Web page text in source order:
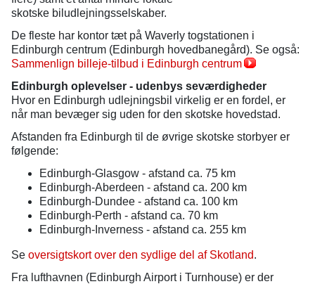
skotske biludlejningsselskaber.
De fleste har kontor tæt på Waverly togstationen i
Edinburgh centrum (Edinburgh hovedbanegård). Se også:
Sammenlign billeje-tilbud i Edinburgh centrum
Edinburgh oplevelser - udenbys seværdigheder
Hvor en Edinburgh udlejningsbil virkelig er en fordel, er
når man bevæger sig uden for den skotske hovedstad.
Afstanden fra Edinburgh til de øvrige skotske storbyer er
følgende:
Edinburgh-Glasgow - afstand ca. 75 km
Edinburgh-Aberdeen - afstand ca. 200 km
Edinburgh-Dundee - afstand ca. 100 km
Edinburgh-Perth - afstand ca. 70 km
Edinburgh-Inverness - afstand ca. 255 km
Se oversigtskort over den sydlige del af Skotland.
Fra lufthavnen (Edinburgh Airport i Turnhouse) er der